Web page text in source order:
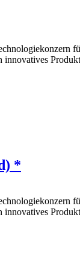
*